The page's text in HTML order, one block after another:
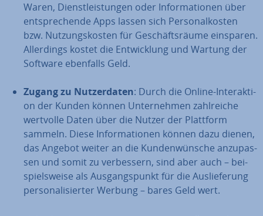
Waren, Dienst­leis­tun­gen oder In­for­ma­tio­nen über
ent­spre­chen­de Apps lassen sich Per­so­nal­kos­ten
bzw. Nut­zungs­kos­ten für Ge­schäfts­räu­me einsparen.
Al­ler­dings kostet die Ent­wick­lung und Wartung der
Software ebenfalls Geld.
Zugang zu Nut­zer­da­ten: Durch die Online-In­ter­ak­ti­
on der Kunden können Un­ter­neh­men zahl­rei­che
wertvolle Daten über die Nutzer der Plattform
sammeln. Diese In­for­ma­tio­nen können dazu dienen,
das Angebot weiter an die Kun­den­wün­sche an­zu­pas­
sen und somit zu ver­bes­sern, sind aber auch – bei­
spiels­wei­se als Aus­gangs­punkt für die Aus­lie­fe­rung
per­so­na­li­sier­ter Werbung – bares Geld wert.